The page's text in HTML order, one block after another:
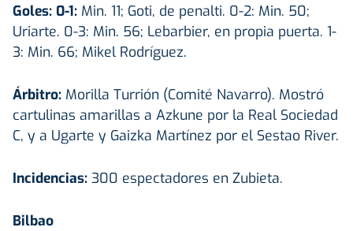
Goles: 0-1: Min. 11; Goti, de penalti. 0-2: Min. 50;
Uriarte. 0-3: Min. 56; Lebarbier, en propia puerta. 1-
3: Min. 66; Mikel Rodríguez.
Árbitro: Morilla Turrión (Comité Navarro). Mostró
cartulinas amarillas a Azkune por la Real Sociedad
C, y a Ugarte y Gaizka Martínez por el Sestao River.
Incidencias: 300 espectadores en Zubieta.
Bilbao